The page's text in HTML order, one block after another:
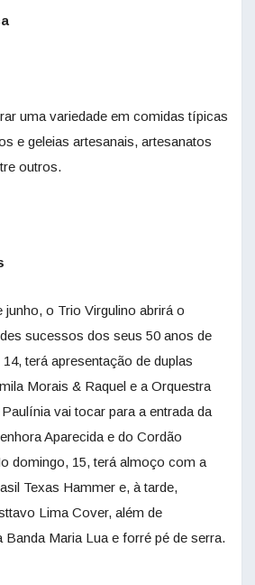
uma variedade em comidas típicas
e geleias artesanais, artesanatos
outros.
junho, o Trio Virgulino abrirá o
sucessos dos seus 50 anos de
terá apresentação de duplas
Morais & Raquel e a Orquestra
vai tocar para a entrada da
Aparecida e do Cordão
domingo, 15, terá almoço com a
Texas Hammer e, à tarde,
Lima Cover, além de
Maria Lua e forré pé de serra.